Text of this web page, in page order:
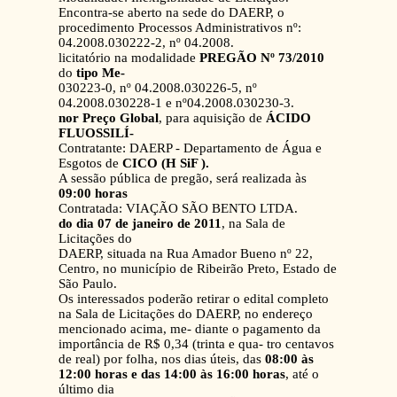
Encontra-se aberto na sede do DAERP, o
procedimento Processos Administrativos nº:
04.2008.030222-2, nº 04.2008.
licitatório na modalidade PREGÃO Nº 73/2010
do tipo Me-
030223-0, nº 04.2008.030226-5, nº
04.2008.030228-1 e nº04.2008.030230-3.
nor Preço Global, para aquisição de ÁCIDO
FLUOSSILÍ-
Contratante: DAERP - Departamento de Água e
Esgotos de CICO (H SiF ).
A sessão pública de pregão, será realizada às
09:00 horas
Contratada: VIAÇÃO SÃO BENTO LTDA.
do dia 07 de janeiro de 2011, na Sala de
Licitações do
DAERP, situada na Rua Amador Bueno nº 22,
Centro, no município de Ribeirão Preto, Estado de
São Paulo.
Os interessados poderão retirar o edital completo
na Sala de Licitações do DAERP, no endereço
mencionado acima, me- diante o pagamento da
importância de R$ 0,34 (trinta e qua- tro centavos
de real) por folha, nos dias úteis, das 08:00 às
12:00 horas e das 14:00 às 16:00 horas, até o
último dia